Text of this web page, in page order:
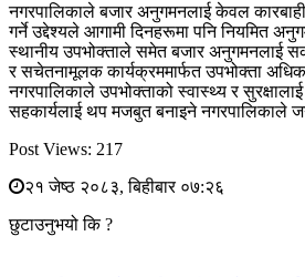
नगरपालिकाले बजार अनुगमनलाई केवल
गर्ने उद्देश्यले आगामी दिनहरूमा पनि नियमित
स्थानीय उपभोक्ताले समेत बजार अनुगमनलाई
र सचेतनामूलक कार्यक्रममार्फत उपभोक्ता
नगरपालिकाले उपभोक्ताको स्वास्थ्य र
सहकार्यलाई थप मजबुत बनाइने नगरपालिकाले
Post Views: 217
२१ जेष्ठ २०८३, बिहीबार ०७:२६
छुटाउनुभयो कि ?